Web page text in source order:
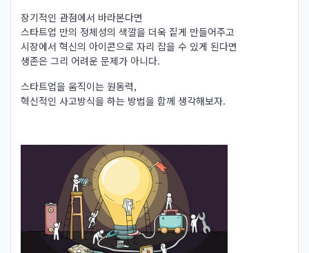
장기적인 관점에서 바라본다면
스타트업 만의 정체성의 색깔을 더욱 짙게 만들어주고
시장에서 혁신의 아이콘으로 자리 잡을 수 있게 된다면
생존은 그리 어려운 문제가 아니다.
스타트업을 움직이는 원동력,
혁신적인 사고방식을 하는 방법을 함께 생각해보자.